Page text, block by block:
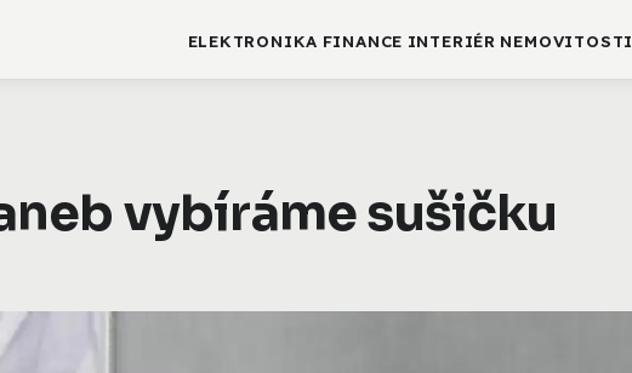
ELEKTRONIKA FINANCE INTERIÉR NEMOVITOSTI
vybíráme sušičku